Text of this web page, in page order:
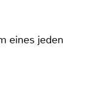
eines jeden